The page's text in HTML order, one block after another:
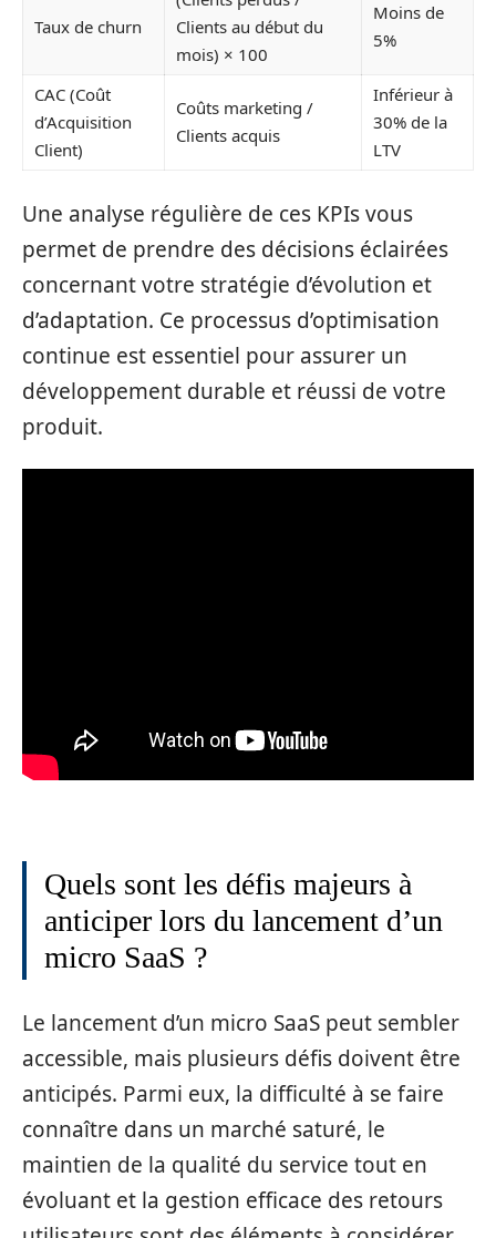
Taux de churn
Clients au début du
mois) × 100
Moins de
5%
CAC (Coût
d’Acquisition
Client)
Coûts marketing /
Clients acquis
Inférieur à
30% de la
LTV
Une analyse régulière de ces KPIs vous
permet de prendre des décisions éclairées
concernant votre stratégie d’évolution et
d’adaptation. Ce processus d’optimisation
continue est essentiel pour assurer un
développement durable et réussi de votre
produit.
Quels sont les défis majeurs à
anticiper lors du lancement d’un
micro SaaS ?
Le lancement d’un micro SaaS peut sembler
accessible, mais plusieurs défis doivent être
anticipés. Parmi eux, la difficulté à se faire
connaître dans un marché saturé, le
maintien de la qualité du service tout en
évoluant et la gestion efficace des retours